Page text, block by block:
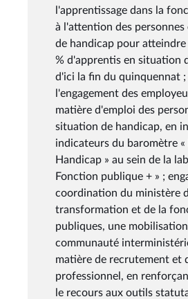
l'apprentissage dans la
à l'attention des
de handicap pour
% d'apprentis en situation
d'ici la fin du quinquennat
l'engagement des
matière d'emploi des
situation de handicap, en
indicateurs du baromètre «
Handicap » au sein de la
Fonction publique + » ;
coordination du ministère
transformation et de la
publiques, une
communauté
matière de recrutement et
professionnel, en
le recours aux outils